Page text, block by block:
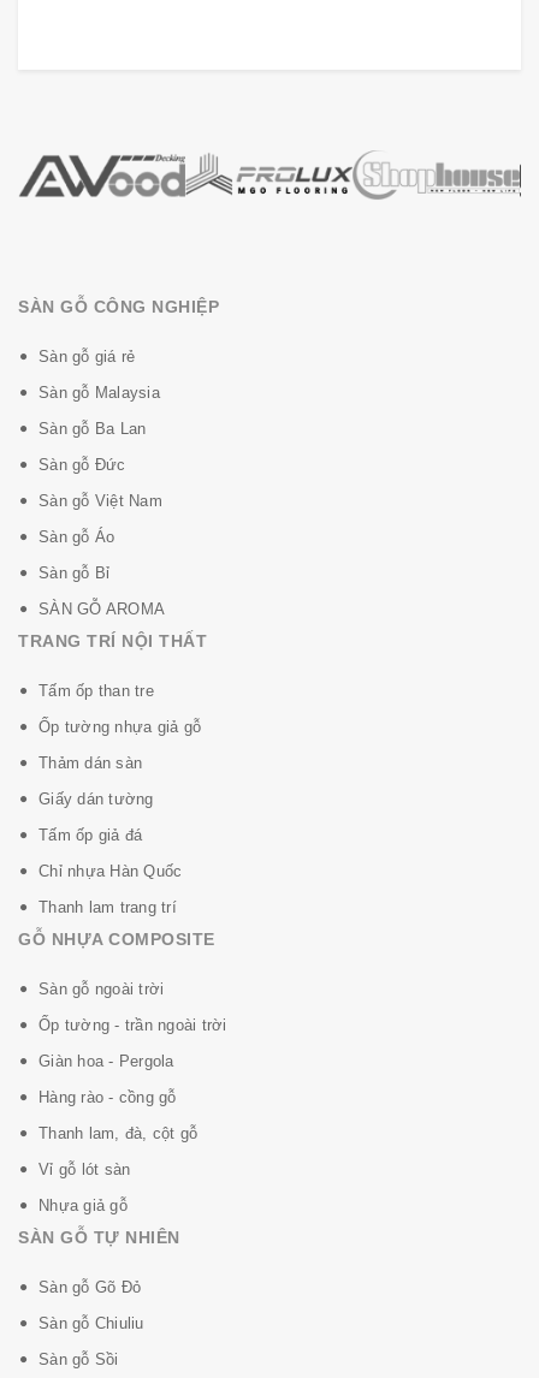
SÀN GỖ CÔNG NGHIỆP
Sàn gỗ giá rẻ
Sàn gỗ Malaysia
Sàn gỗ Ba Lan
Sàn gỗ Đức
Sàn gỗ Việt Nam
Sàn gỗ Áo
Sàn gỗ Bỉ
SÀN GỖ AROMA
TRANG TRÍ NỘI THẤT
Tấm ốp than tre
Ốp tường nhựa giả gỗ
Thảm dán sàn
Giấy dán tường
Tấm ốp giả đá
Chỉ nhựa Hàn Quốc
Thanh lam trang trí
GỖ NHỰA COMPOSITE
Sàn gỗ ngoài trời
Ốp tường - trần ngoài trời
Giàn hoa - Pergola
Hàng rào - cồng gỗ
Thanh lam, đà, cột gỗ
Vỉ gỗ lót sàn
Nhựa giả gỗ
SÀN GỖ TỰ NHIÊN
Sàn gỗ Gõ Đỏ
Sàn gỗ Chiuliu
Sàn gỗ Sồi